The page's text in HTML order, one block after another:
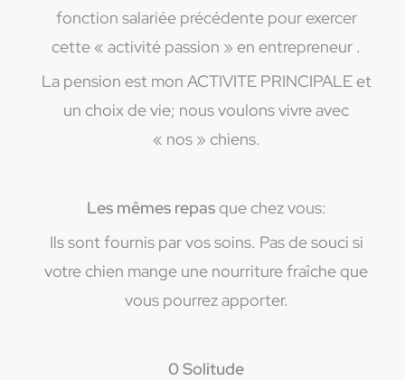
fonction salariée précédente pour exercer
cette « activité passion » en entrepreneur .
La pension est mon ACTIVITE PRINCIPALE et
un choix de vie; nous voulons vivre avec
« nos » chiens.
Les mêmes repasque chez vous:
Ils sont fournis par vos soins. Pas de souci si
votre chien mange une nourriture fraîche que
vous pourrez apporter.
0 Solitude